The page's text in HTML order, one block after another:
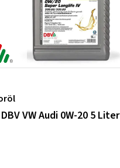
VW Audi 0W-20 5 Liter